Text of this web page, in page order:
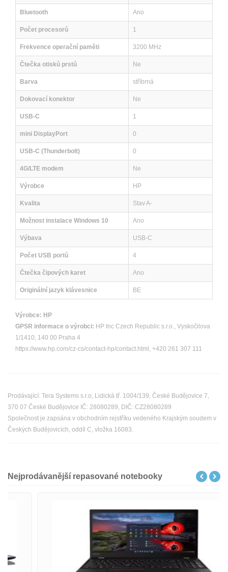
Bluetooth Ano
Počet procesorů 1
Frekvence operační paměti 3200 MHz
Čtečka otisků prstů Ne
Barva stříbrná
Dokovací konektor Ne
USB-C 1
mini DisplayPort 0
USB-C (Thunderbolt) 0
4G/LTE modem Ne
Výrobce HP
Kvalita Stav A-
Možnost instalace Windows 10 Ano
Výbava USB-C
Počet USB portů 4
Čtečka čipových karet Ano
Originální jazyk klávesnice BE
Výrobce: HP
GPSR informace o výrobci: HP Inc Czech Republic s.r.o., Vyskočilova
1/1410, 140 00 Praha 4
https://www.hp.com/cz-cs/contact-hp/contact.html, +420 261 307 111
Prodávající: Tera Systems s.r.o, Lidická tř. 1004/139, České Budějovice 7,
370 07 České Budějovice IČ: 28080289, DIČ: CZ28080289
Společnost je zapsána v obchodním rejstříku vedeného Krajským soudem v
Českých Budějovicích, oddíl C, vložka 16083.
Nejprodávanější repasované notebooky